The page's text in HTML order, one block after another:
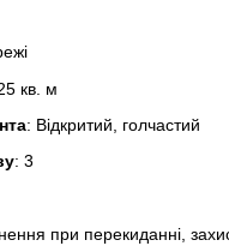
кв. м
: Відкритий, голчастий
: 3
при перекиданні,